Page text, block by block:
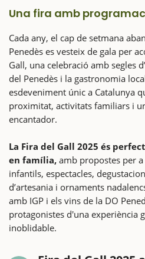
Una fira amb
Cada any, el cap de setmana
Penedès es vesteix de gala per
Gall, una celebració amb segles
del Penedès i la gastronomia
esdeveniment únic a Catalunya
proximitat, activitats familiars i
encantador.
La Fira del Gall 2025 és
en família, amb propostes per
infantils, espectacles,
d’artesania i ornaments
amb IGP i els vins de la DO
protagonistes d'una experiència
inoblidable.